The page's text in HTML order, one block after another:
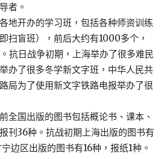
者。
开办的学习班，包括各种师资训练
扫盲班），前后大约有1000多个，
抗日战争初期，上海举办了很多难民
办了很多冬学新文字班，中华人民共
局为了使用新文字铁路电报举办了很
国出版的图书包括概论书、课本、
刊36种。抗战初期上海出版的图书有
边区出版的图书有16种，报纸1种。